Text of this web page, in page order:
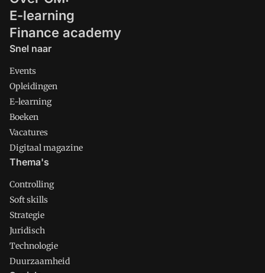
E-learning
Finance academy
Snel naar
Events
Opleidingen
E-learning
Boeken
Vacatures
Digitaal magazine
Thema's
Controlling
Soft skills
Strategie
Juridisch
Technologie
Duurzaamheid